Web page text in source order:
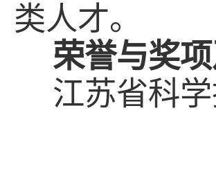
类人才。
荣誉与奖
江苏省科